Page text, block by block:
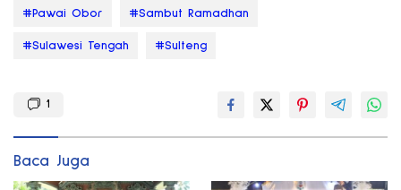
#Pawai Obor #Sambut Ramadhan
#Sulawesi Tengah #Sulteng
1
Baca Juga